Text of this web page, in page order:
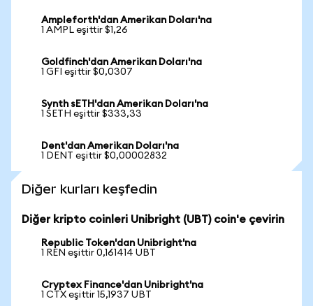
Ampleforth'dan Amerikan Doları'na
1 AMPL eşittir $1,26
Goldfinch'dan Amerikan Doları'na
1 GFI eşittir $0,0307
Synth sETH'dan Amerikan Doları'na
1 SETH eşittir $333,33
Dent'dan Amerikan Doları'na
1 DENT eşittir $0,00002832
Diğer kurları keşfedin
Diğer kripto coinleri Unibright (UBT) coin'e çevirin
Republic Token'dan Unibright'na
1 REN eşittir 0,161414 UBT
Cryptex Finance'dan Unibright'na
1 CTX eşittir 15,1937 UBT